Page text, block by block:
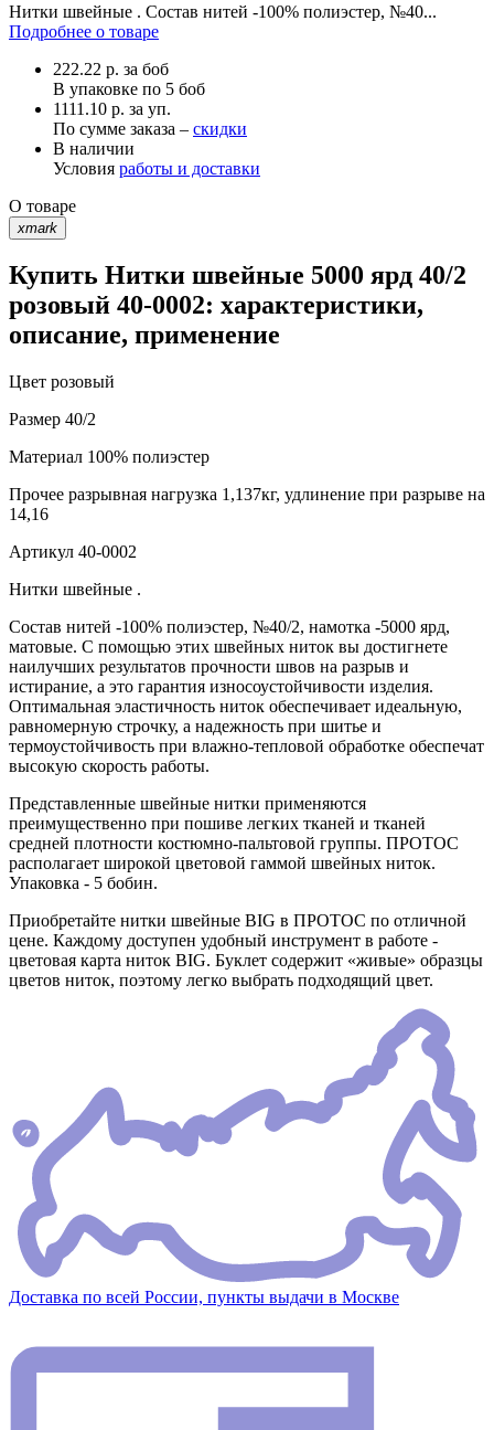
Нитки швейные . Состав нитей -100% полиэстер, №40...
Подробнее о товаре
222.22 р. за боб
В упаковке по 5 боб
1111.10 р. за уп.
По сумме заказа – скидки
В наличии
Условия работы и доставки
О товаре
xmark
Купить Нитки швейные 5000 ярд 40/2
розовый 40-0002: характеристики,
описание, применение
Цвет розовый
Размер 40/2
Материал 100% полиэстер
Прочее разрывная нагрузка 1,137кг, удлинение при разрыве на
14,16
Артикул 40-0002
Нитки швейные .
Состав нитей -100% полиэстер, №40/2, намотка -5000 ярд,
матовые. С помощью этих швейных ниток вы достигнете
наилучших результатов прочности швов на разрыв и
истирание, а это гарантия износоустойчивости изделия.
Оптимальная эластичность ниток обеспечивает идеальную,
равномерную строчку, а надежность при шитье и
термоустойчивость при влажно-тепловой обработке обеспечат
высокую скорость работы.
Представленные швейные нитки применяются
преимущественно при пошиве легких тканей и тканей
средней плотности костюмно-пальтовой группы. ПРОТОС
располагает широкой цветовой гаммой швейных ниток.
Упаковка - 5 бобин.
Приобретайте нитки швейные BIG в ПРОТОС по отличной
цене. Каждому доступен удобный инструмент в работе -
цветовая карта ниток BIG. Буклет содержит «живые» образцы
цветов ниток, поэтому легко выбрать подходящий цвет.
Доставка по всей России, пункты выдачи в Москве